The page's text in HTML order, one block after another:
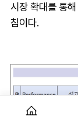
시장 확대를 통
침이다.